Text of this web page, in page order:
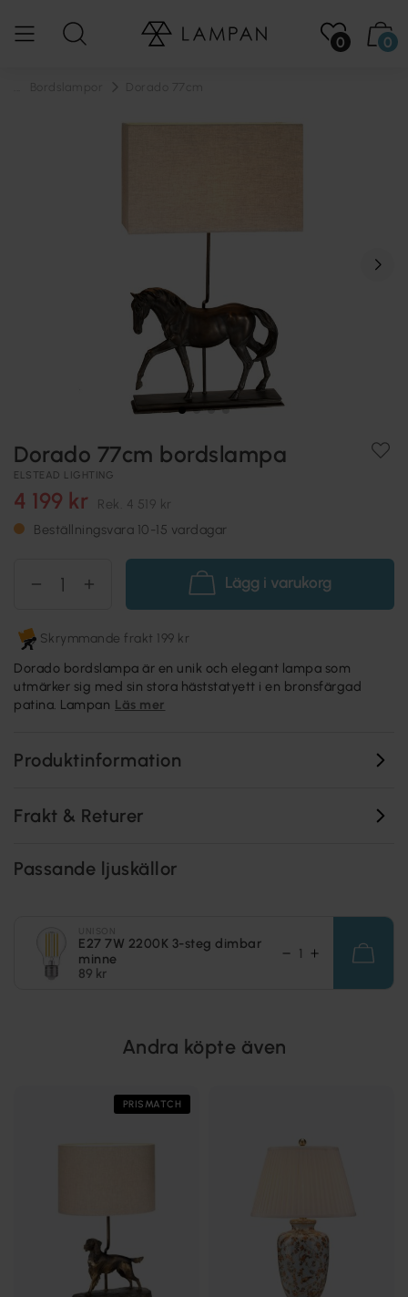
0 0
Dorado 77cm bordslampa
ELSTEAD LIGHTING
4 199 kr Rek. 4 519 kr
Beställningsvara 10-15 vardagar
Lägg i varukorg
Skrymmande frakt 199 kr
Dorado bordslampa är en unik och elegant lampa som
utmärker sig med sin stora häststatyett i en bronsfärgad
patina. Lampan Läs mer
Produktinformation
Frakt & Returer
Passande ljuskällor
E27 7W 2200K 3-steg dimbar
minne
89 kr
Andra köpte även
PRISMATCH